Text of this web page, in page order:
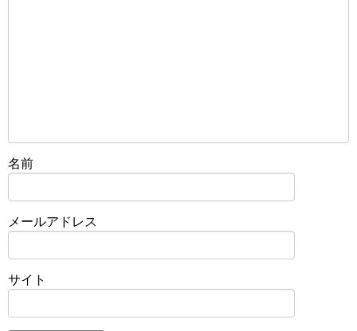
名前
メールアドレス
サイト